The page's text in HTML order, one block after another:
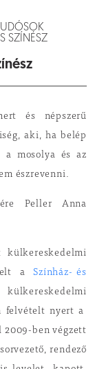
SZÍNÉSZ
és népszerű
aki, ha belép
a mosolya és az
észrevenni.
Peller Anna
külkereskedelmi
aSzínház- és
felvételt nyert a
2009-ben végzett
rendező